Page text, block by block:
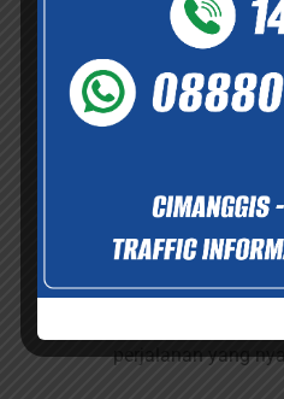
Informasi
Informasi dan dukungan
perjalanan yang